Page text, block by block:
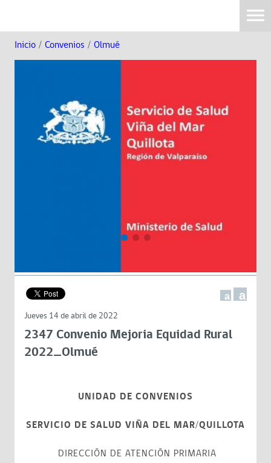
Inicio / Convenios / Olmué
a a
Jueves 14 de abril de 2022
2347 Convenio Mejoria Equidad Rural
2022_Olmué
UNIDAD DE CONVENIOS
SERVICIO DE SALUD VIÑA DEL MAR/QUILLOTA
DIRECCIÓN DE ATENCIÓN PRIMARIA